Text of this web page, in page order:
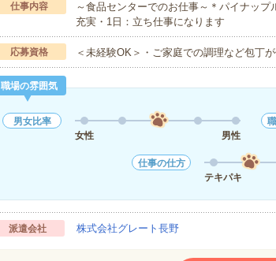
仕事内容
～食品センターでのお仕事～＊パイナッ
充実・1日：立ち仕事になります
応募資格 ＜未経験OK＞・ご家庭での調理など包丁
職場の雰囲気
男女比率
女性
男性
仕事の仕方
テキパキ
派遣会社 株式会社グレート長野